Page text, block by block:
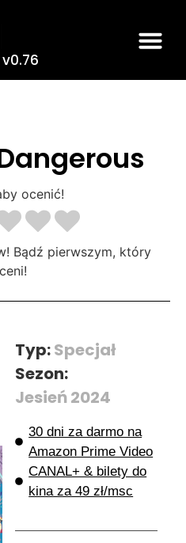
v0.76
ocenić!
Bądź pierwszym, który
Typ:Specjał
Sezon:
Jesień 2024
30 dni za darmo na
Amazon Prime Video
CANAL+ & bilety do
kina za 49 zł/msc